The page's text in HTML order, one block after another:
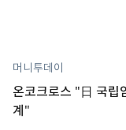
머니투데이
온코크로스 "日 국립
계"